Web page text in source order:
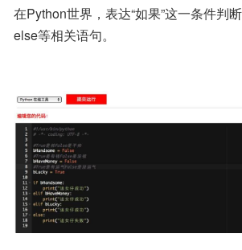
在Python世界，表达“如果”这一条件判
else等相关语句。